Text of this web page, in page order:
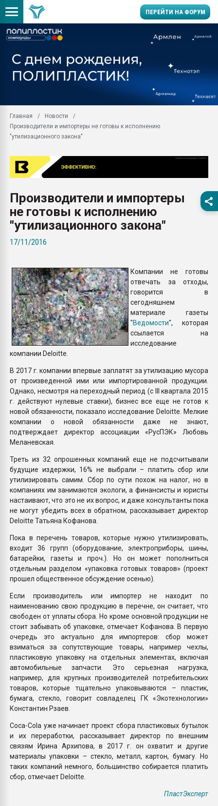
ПЕРЕЙТИ НА ФОРУМ
Вакуум-формовочные
28.07.2026
Всё, что касается
вакуумного
Продам отходы
поликарбоната и АБС-
Armaloy PC/ABS-1IM
Главная
Новости
Производители и импортеры не готовы к исполнению
"утилизационного закона"
Производители и импортеры
не готовы к исполнению
"утилизационного закона"
17/11/2016
Компании не готовы
отвечать за отходы,
говорится в
сегодняшнем
материале газеты
"Ведомости", которая
ссылается на
исследование
компании Deloitte.
В 2017 г. компании впервые заплатят за утилизацию мусора
от произведенной ими или импортированной продукции.
Однако, несмотря на переходный период (с III квартала 2015
г. действуют нулевые ставки), бизнес все еще не готов к
новой обязанности, показало исследование Deloitte. Мелкие
компании о новой обязанности даже не знают,
подтверждает директор ассоциации «РусПЭК» Любовь
Меланевская.
Треть из 32 опрошенных компаний еще не подсчитывали
будущие издержки, 16% не выбрали – платить сбор или
утилизировать самим. Сбор по сути похож на налог, но в
компаниях им занимаются экологи, а финансисты и юристы
настаивают, что это не их вопрос, и даже консультанты пока
не могут убедить всех в обратном, рассказывает директор
Deloitte Татьяна Кофанова.
Пока в перечень товаров, которые нужно утилизировать,
входит 36 групп (оборудование, электроприборы, шины,
батарейки, газеты и проч.). Но он может пополниться
отдельным разделом «упаковка готовых товаров» (проект
прошел общественное обсуждение осенью).
Если производитель или импортер не находит по
наименованию свою продукцию в перечне, он считает, что
свободен от уплаты сбора. Но кроме основной продукции не
стоит забывать об упаковке, отмечает Кофанова. В первую
очередь это актуально для импортеров: сбор может
взиматься за сопутствующие товары, например чехлы,
пластиковую упаковку на отдельных элементах, включая
автомобильные запчасти. Это серьезная нагрузка,
например, для крупных производителей потребительских
товаров, которые тщательно упаковываются – пластик,
бумага, стекло, говорит совладелец ГК «Экотехнологии»
Константин Рзаев.
Coca-Cola уже начинает проект сбора пластиковых бутылок
и их переработки, рассказывает директор по внешним
связям Ирина Архипова, в 2017 г. он охватит и другие
материалы упаковки – стекло, металл, картон, бумагу. Но
таких компаний немного, большинство собирается платить
сбор, отмечает Deloitte.
ПластЭксперт